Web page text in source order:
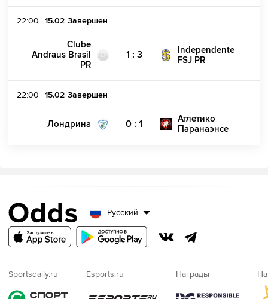
22:00 15.02 Завершен
Clube
Andraus Brasil
PR
1 : 3
Independente
FSJ PR
22:00 15.02 Завершен
Лондрина 0 : 1
Атлетико
Паранаэнсе
Русский
Sportsdaily.ru Esports.ru Награды